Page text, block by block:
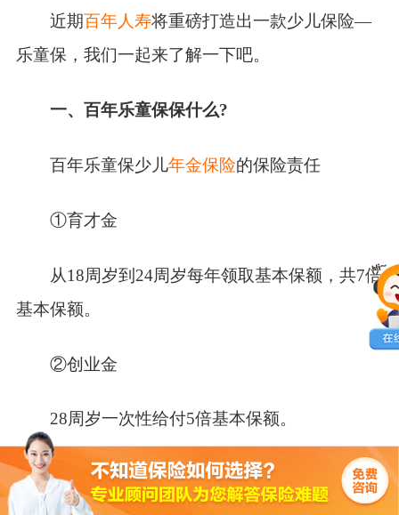
近期百年人寿将重磅打造出一款少儿保险—
乐童保，我们一起来了解一下吧。
一、百年乐童保保什么?
百年乐童保少儿年金保险的保险责任
①育才金
从18周岁到24周岁每年领取基本保额，共7倍
基本保额。
②创业金
28周岁一次性给付5倍基本保额。
③身故保险金